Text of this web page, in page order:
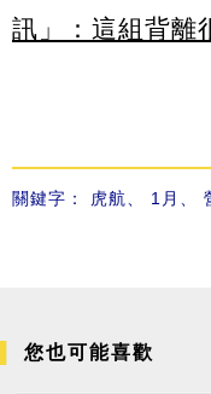
訊」：這組背離
關鍵字： 虎航、 1月 、
您也可能喜歡